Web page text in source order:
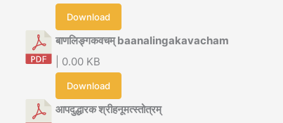
Download
बाणलिङ्गकवचम् baanalingakavacham
| 0.00 KB
Download
आपदुद्धारक श्रीहनूमत्स्तोत्रम्